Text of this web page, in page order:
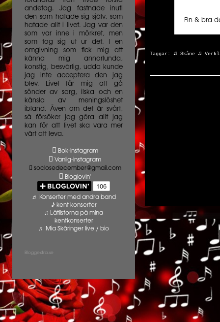
Fin & bra
Taggar: ♫ Skåne ♫
andetag. Jag fastnade inuti
den som hatade sig själv, som
hatade allt i livet. Jag var den
som var inne i mörkret, men
som tog sig ut ur det. I en
omgivning som fick mig att
känna mig annorlunda,
konstig, besvärlig, udda kunde
jag inte acceptera den jag
blev. Livet får mig att gå
sönder av sorg, ilska och en
känsla av meningslöshet
ibland. Även om det är svårt,
så försöker jag göra allt jag
kan för att livet ska vara mer
värt att leva.
Bok-instagram
Vanlig-instagram
soclosedecember@gmail.com
Bloglovin'
♬ Konserter med andra band
♪ kent konserter
♫ Låtlistorna på mina
kentkonserter
♬ Mia Skäringer live / bio
Bloggextra.se